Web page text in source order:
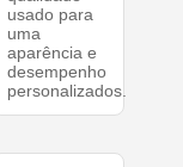
usado para
uma
aparência e
desempenho
personalizados.